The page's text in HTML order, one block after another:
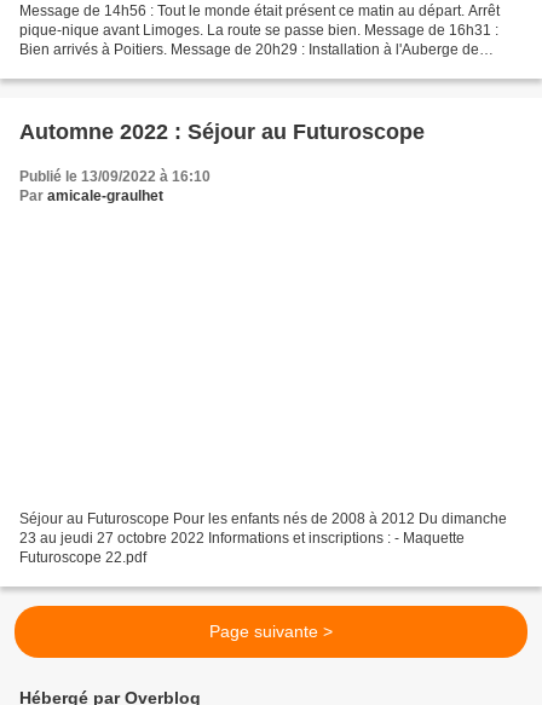
Message de 14h56 : Tout le monde était présent ce matin au départ. Arrêt
pique-nique avant Limoges. La route se passe bien. Message de 16h31 :
Bien arrivés à Poitiers. Message de 20h29 : Installation à l'Auberge de
Automne 2022 : Séjour au Futuroscope
Publié le 13/09/2022 à 16:10
Par amicale-graulhet
Séjour au Futuroscope Pour les enfants nés de 2008 à 2012 Du dimanche
23 au jeudi 27 octobre 2022 Informations et inscriptions : - Maquette
Futuroscope 22.pdf
Page suivante >
Hébergé par Overblog